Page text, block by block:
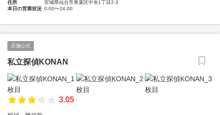
住所
宮城県仙台市青葉区中央1丁目2-3
本日の営業状況 0:00〜24:00
店舗公式
私立探偵KONAN
3.05